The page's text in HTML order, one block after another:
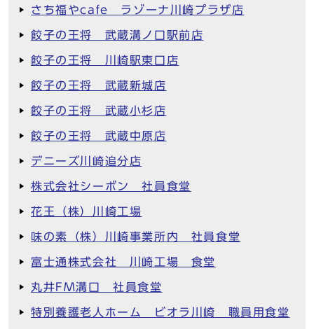
さち福やcafe ラゾーナ川崎プラザ店
餃子の王将 武蔵溝ノ口駅前店
餃子の王将 川崎駅東口店
餃子の王将 武蔵新城店
餃子の王将 武蔵小杉店
餃子の王将 武蔵中原店
デニーズ川崎追分店
株式会社シーボン 社員食堂
花王（株）川崎工場
味の素（株）川崎事業所内 社員食堂
富士通株式会社 川崎工場 食堂
丸井FM溝口 社員食堂
特別養護老人ホーム ビオラ川崎 職員用食堂